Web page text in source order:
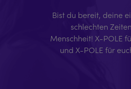
Bist du bereit, deine
schlechten
Menschheit! X-POLE
und X-POLE für